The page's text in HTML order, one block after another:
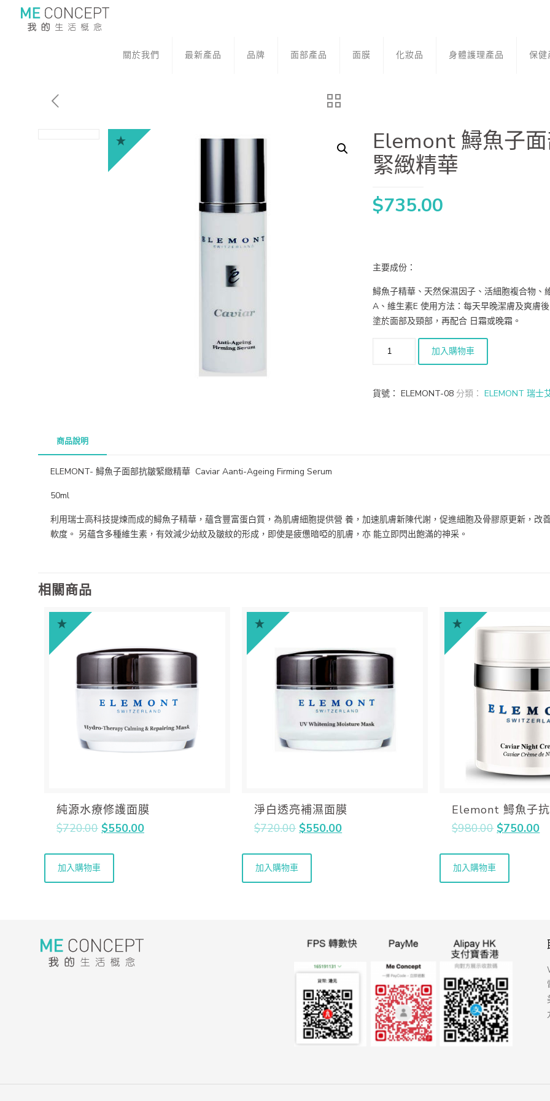
關於我們 最新產品 品牌 面部產品 面膜 化妝品 身體護理產品 保健
Elemont 鱘魚子
緊緻精華
$735.00
主要成份：
鱘魚子精華、天然保濕因子、活細胞複合物、
A、維生素E 使用方法：每天早晚潔膚及爽膚
塗於面部及頸部，再配合 日霜或晚霜。
加入購物車
貨號：ELEMONT-08 分類：ELEMONT 瑞士
商品說明
ELEMONT- 鱘魚子面部抗皺緊緻精華 Caviar Aanti-Ageing Firming Serum
50ml
利用瑞士高科技提煉而成的鱘魚子精華，蘊含豐富蛋白質，為肌膚細胞提供營 養，加速肌膚新陳代謝，促進細胞及骨膠原更新，改
軟度。 另蘊含多種維生素，有效減少幼紋及皺紋的形成，即使是疲憊暗啞的肌膚，亦 能立即閃出飽滿的神采。
相關商品
純源水療修護面膜
$720.00 $550.00
加入購物車
淨白透亮補濕面膜
$720.00 $550.00
加入購物車
Elemont 鱘魚子
$980.00 $750.00
加入購物車